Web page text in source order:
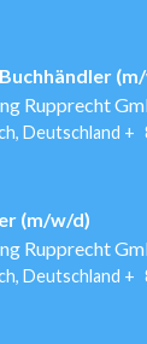
Rupprecht
Deutschland +
(m/w/d)
Rupprecht
Deutschland +